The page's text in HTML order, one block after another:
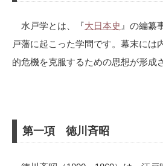
水戸学とは、『大日本史 』の編纂
戸藩に起こった学問です。幕末には
的危機を克服するための思想が形成
第一項 徳川斉昭